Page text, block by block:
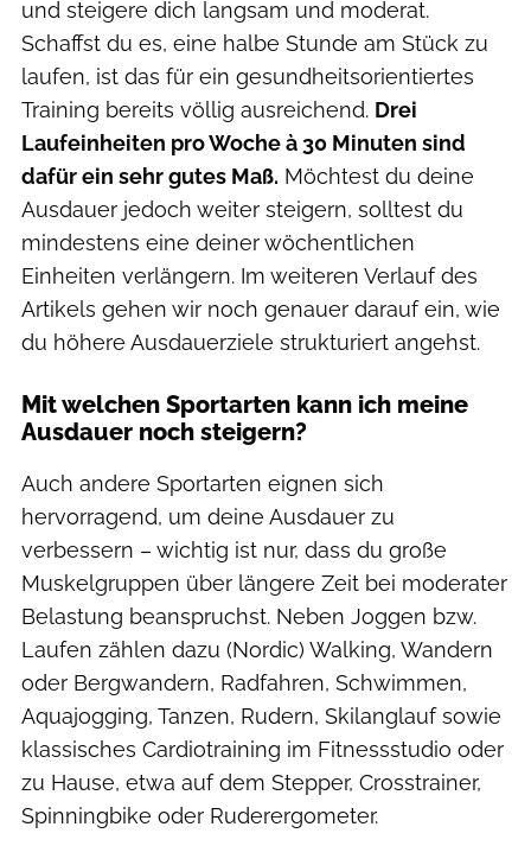
und steigere dich langsam und moderat.
Schaffst du es, eine halbe Stunde am Stück zu
laufen, ist das für ein gesundheitsorientiertes
Training bereits völlig ausreichend. Drei
Laufeinheiten pro Woche à 30 Minuten sind
dafür ein sehr gutes Maß. Möchtest du deine
Ausdauer jedoch weiter steigern, solltest du
mindestens eine deiner wöchentlichen
Einheiten verlängern. Im weiteren Verlauf des
Artikels gehen wir noch genauer darauf ein, wie
du höhere Ausdauerziele strukturiert angehst.
Mit welchen Sportarten kann ich meine
Ausdauer noch steigern?
Auch andere Sportarten eignen sich
hervorragend, um deine Ausdauer zu
verbessern – wichtig ist nur, dass du große
Muskelgruppen über längere Zeit bei moderater
Belastung beanspruchst. Neben Joggen bzw.
Laufen zählen dazu (Nordic) Walking, Wandern
oder Bergwandern, Radfahren, Schwimmen,
Aquajogging, Tanzen, Rudern, Skilanglauf sowie
klassisches Cardiotraining im Fitnessstudio oder
zu Hause, etwa auf dem Stepper, Crosstrainer,
Spinningbike oder Ruderergometer.